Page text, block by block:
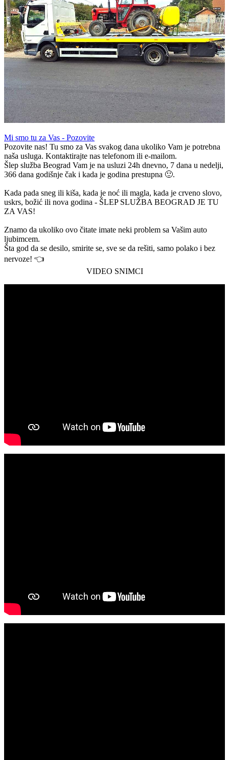
Mi smo tu za Vas - Pozovite
Pozovite nas! Tu smo za Vas svakog dana ukoliko Vam je potrebna
naša usluga. Kontaktirajte nas telefonom ili e-mailom.
Šlep služba Beograd Vam je na usluzi 24h dnevno, 7 dana u nedelji,
366 dana godišnje čak i kada je godina prestupna 🙂.
Kada pada sneg ili kiša, kada je noć ili magla, kada je crveno slovo,
uskrs, božić ili nova godina - ŠLEP SLUŽBA BEOGRAD JE TU
ZA VAS!
Znamo da ukoliko ovo čitate imate neki problem sa Vašim auto
ljubimcem.
Šta god da se desilo, smirite se, sve se da rešiti, samo polako i bez
nervoze! 👈
VIDEO SNIMCI